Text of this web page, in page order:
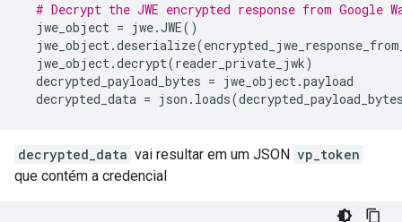
# Decrypt the JWE encrypted response from Google
jwe_object = jwe.JWE()
jwe_object.deserialize(
jwe_object.decrypt(reader_private_jwk)
decrypted_payload_bytes = jwe_object.payload
decrypted_data = json . loads(
decrypted_data vai resultar em um JSON vp_token
que contém a credencial